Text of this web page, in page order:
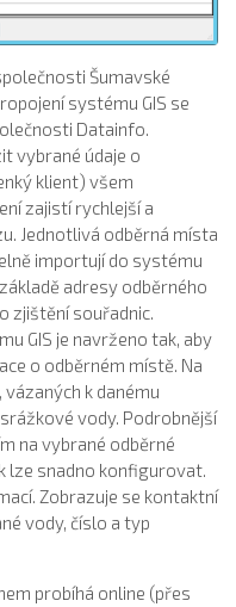
Šumavské
systému GIS se
Datainfo.
vybrané údaje o
klient) všem
zajistí rychlejší a
Jednotlivá odběrná místa
importují do systému
adresy odběrného
zjištění souřadnic.
GIS je navrženo tak, aby
o odběrném místě. Na
k danému
vody. Podrobnější
na vybrané odběrné
lze snadno konfigurovat.
Zobrazuje se kontaktní
vody, číslo a typ
probíhá online (přes